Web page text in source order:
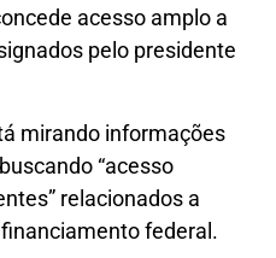
acesso amplo a
pelo presidente
mirando informações
“acesso
relacionados a
federal.